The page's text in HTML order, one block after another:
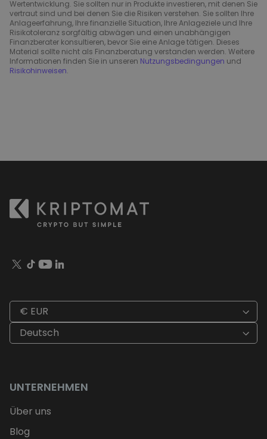
Wertentwicklung. Sie sollten nur in Produkte investieren, mit denen Sie
vertraut sind und bei denen Sie die Risiken verstehen. Sie sollten Ihre
Anlageerfahrung, Ihre finanzielle Situation, Ihre Anlageziele und Ihre
Risikotoleranz sorgfältig abwägen und einen unabhängigen
Finanzberater konsultieren, bevor Sie eine Anlage tätigen. Dieses
Material sollte nicht als Finanzberatung verstanden werden. Weitere
Informationen finden Sie in unseren Nutzungsbedingungen und
Risikohinweisen.
€ EUR
Deutsch
UNTERNEHMEN
Über uns
Blog